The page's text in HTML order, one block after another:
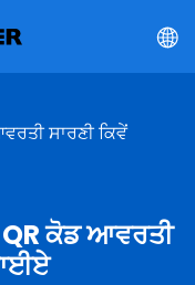
ਸਾਰਣੀ ਕਿਵੇਂ
ਕੋਡ ਆਵਰਤੀ